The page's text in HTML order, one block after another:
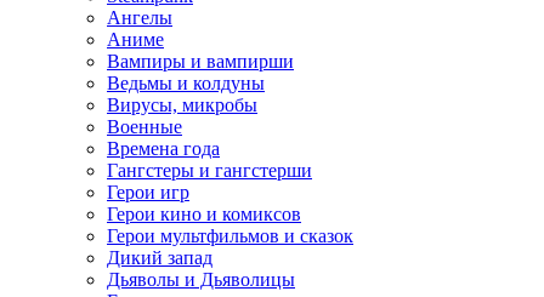
Ангелы
Аниме
Вампиры и вампирши
Ведьмы и колдуны
Вирусы, микробы
Военные
Времена года
Гангстеры и гангстерши
Герои игр
Герои кино и комиксов
Герои мультфильмов и сказок
Дикий запад
Дьяволы и Дьяволицы